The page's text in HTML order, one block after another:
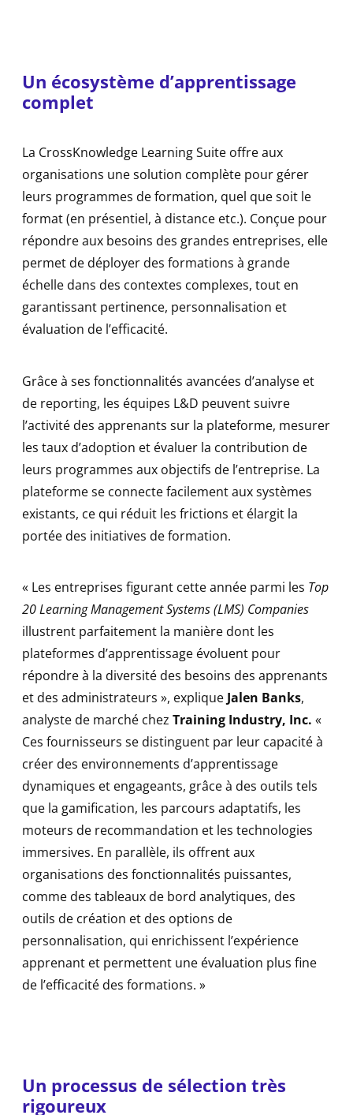
Un écosystème d’apprentissage
complet
La CrossKnowledge Learning Suite offre aux
organisations une solution complète pour gérer
leurs programmes de formation, quel que soit le
format (en présentiel, à distance etc.). Conçue pour
répondre aux besoins des grandes entreprises, elle
permet de déployer des formations à grande
échelle dans des contextes complexes, tout en
garantissant pertinence, personnalisation et
évaluation de l’efficacité.
Grâce à ses fonctionnalités avancées d’analyse et
de reporting, les équipes L&D peuvent suivre
l’activité des apprenants sur la plateforme, mesurer
les taux d’adoption et évaluer la contribution de
leurs programmes aux objectifs de l’entreprise. La
plateforme se connecte facilement aux systèmes
existants, ce qui réduit les frictions et élargit la
portée des initiatives de formation.
« Les entreprises figurant cette année parmi les Top
20 Learning Management Systems (LMS) Companies
illustrent parfaitement la manière dont les
plateformes d’apprentissage évoluent pour
répondre à la diversité des besoins des apprenants
et des administrateurs », explique Jalen Banks,
analyste de marché chez Training Industry, Inc. «
Ces fournisseurs se distinguent par leur capacité à
créer des environnements d’apprentissage
dynamiques et engageants, grâce à des outils tels
que la gamification, les parcours adaptatifs, les
moteurs de recommandation et les technologies
immersives. En parallèle, ils offrent aux
organisations des fonctionnalités puissantes,
comme des tableaux de bord analytiques, des
outils de création et des options de
personnalisation, qui enrichissent l’expérience
apprenant et permettent une évaluation plus fine
de l’efficacité des formations. »
Un processus de sélection très
rigoureux